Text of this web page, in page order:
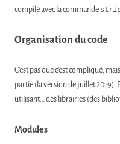
compilé avec la commande
Organisation du code
C’est pas que c’est compliqué,
partie (la version de juillet 2019).
utilisant… des librairies (des
Modules